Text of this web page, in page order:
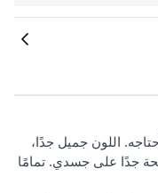
اللون جميل جدًا،
جدًا على جسدي. تمامًا